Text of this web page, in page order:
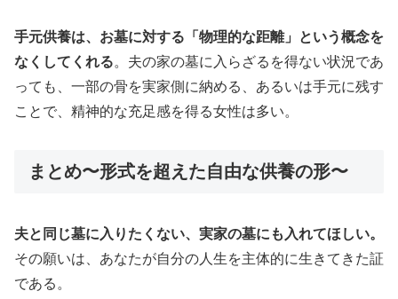
手元供養は、お墓に対する「物理的な距離」という概念を
なくしてくれる。夫の家の墓に入らざるを得ない状況であ
っても、一部の骨を実家側に納める、あるいは手元に残す
ことで、精神的な充足感を得る女性は多い。
まとめ〜形式を超えた自由な供養の形〜
夫と同じ墓に入りたくない、実家の墓にも入れてほしい。
その願いは、あなたが自分の人生を主体的に生きてきた証
である。